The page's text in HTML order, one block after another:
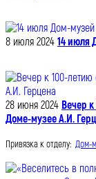
8 июля 2024 14 июля
28 июня 2024 Вечер
Доме-музее А.И.
Привязка к отделу: Дом-